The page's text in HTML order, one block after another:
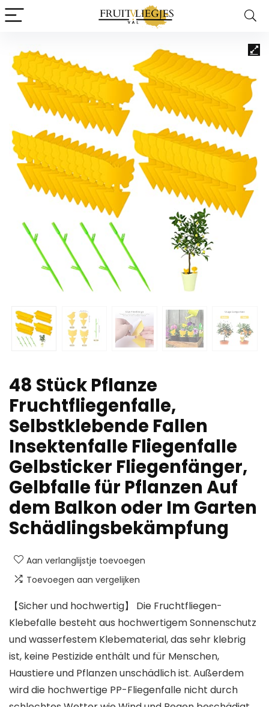
48 Stück Pflanze
Fruchtfliegenfalle,
Selbstklebende Fallen
Insektenfalle Fliegenfalle
Gelbsticker Fliegenfänger,
Gelbfalle für Pflanzen Auf
dem Balkon oder Im Garten
Schädlingsbekämpfung
Aan verlanglijstje toevoegen
Toevoegen aan vergelijken
【Sicher und hochwertig】 Die Fruchtfliegen-
Klebefalle besteht aus hochwertigem Sonnenschutz
und wasserfestem Klebematerial, das sehr klebrig
ist, keine Pestizide enthält und für Menschen,
Haustiere und Pflanzen unschädlich ist. Außerdem
wird die hochwertige PP-Fliegenfalle nicht durch